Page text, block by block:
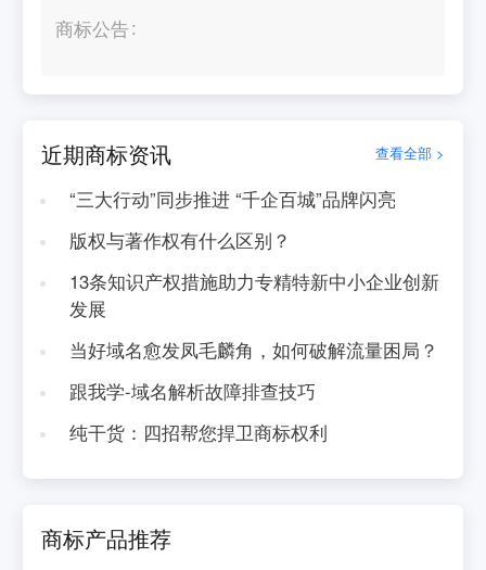
商标公告
近期商标资讯 查看全部 >
“三大行动”同步推进 “千企百城”品牌闪亮
版权与著作权有什么区别？
13条知识产权措施助力专精特新中小企业创新
发展
当好域名愈发凤毛麟角，如何破解流量困局？
跟我学-域名解析故障排查技巧
纯干货：四招帮您捍卫商标权利
商标产品推荐